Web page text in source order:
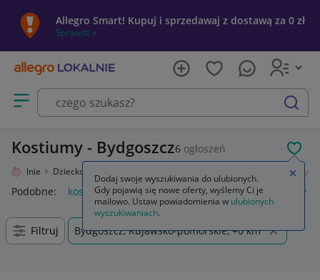
Allegro Smart! Kupuj i sprzedawaj z dostawą za 0 zł
Sprawdź »
Otwórz menu z kategoriami
szukaj
Kostiumy - Bydgoszcz6 ogłoszeń
Lokalnie Dziecko Kostiumy
Podobne: kostiumy damskie kostium garsonki i kostiumy
Filtruj Bydgoszcz, Kujawsko-pomorskie, +0 km
Dodaj swoje wyszukiwania do ulubionych.
Gdy pojawią się nowe oferty, wyślemy Ci je
mailowo. Ustaw powiadomienia w ulubionych
wyszukiwaniach.